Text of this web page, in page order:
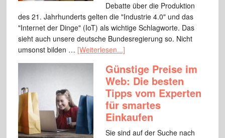
Debatte über die Produktion
des 21. Jahrhunderts gelten die "Industrie 4.0" und das
"Internet der Dinge" (IoT) als wichtige Schlagworte. Das
sieht auch unsere deutsche Bundesregierung so. Nicht
umsonst bilden … [Weiterlesen...]
Günstige Preise im
Web: Die besten
Tipps vom Experten
für smartes
Einkaufen
Sie sind auf der Suche nach